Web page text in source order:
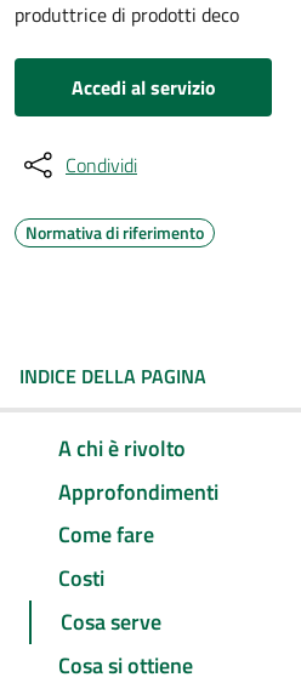
produttrice di prodotti deco
Accedi al servizio
Condividi
Normativa di riferimento
INDICE DELLA PAGINA
A chi è rivolto
Approfondimenti
Come fare
Costi
Cosa serve
Cosa si ottiene